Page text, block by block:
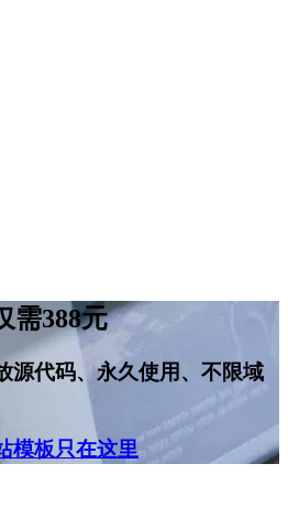
需388元
源代码、永久使用、不限域
模板只在这里